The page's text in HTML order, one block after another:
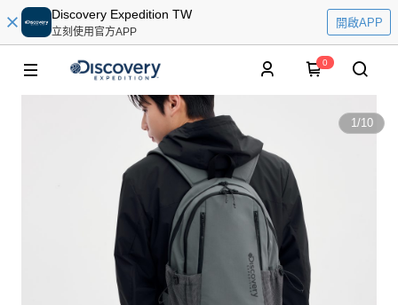
Discovery Expedition TW
立刻使用官方APP
開啟APP
0
1/10